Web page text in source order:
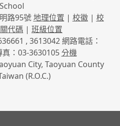
School
路95號地理位置 | 校徽| 校
代碼 | 班級位置
, 3613042 網路電話：
：03-3630105分機
City, Taoyuan County
(R.O.C.)